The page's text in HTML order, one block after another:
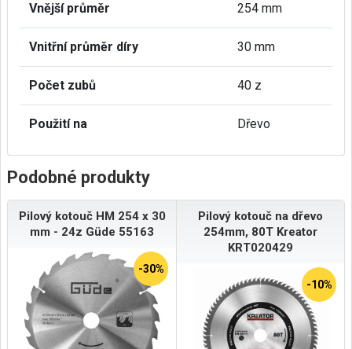
Vnější průměr 254 mm
Vnitřní průměr díry 30 mm
Počet zubů 40 z
Použití na Dřevo
Podobné produkty
Pilový kotouč HM 254 x 30
mm - 24z Güde 55163
-30%
Pilový kotouč na dřevo
254mm, 80T Kreator
KRT020429
-10%